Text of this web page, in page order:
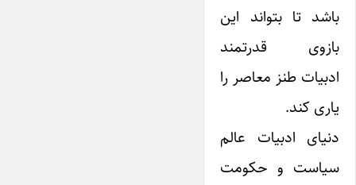
باشد تا بتواند این
بازوی قدرتمند
ادبیات طنز معاصر را
یاری کند.
دنیای ادبیات عالم
سیاست و حکومت